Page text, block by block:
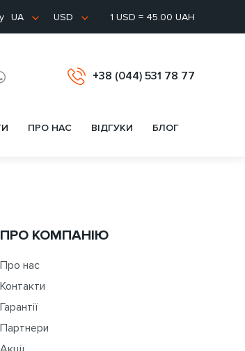
UA USD 1 USD = 45.00 UAH
+38 (044) 531 78 77
ПРО НАС ВІДГУКИ БЛОГ
ПРО КОМПАНІЮ
Про нас
Контакти
Гарантії
Партнери